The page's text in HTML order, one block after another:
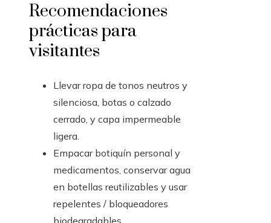
Recomendaciones
prácticas para
visitantes
Llevar ropa de tonos neutros y
silenciosa, botas o calzado
cerrado, y capa impermeable
ligera.
Empacar botiquín personal y
medicamentos, conservar agua
en botellas reutilizables y usar
repelentes / bloqueadores